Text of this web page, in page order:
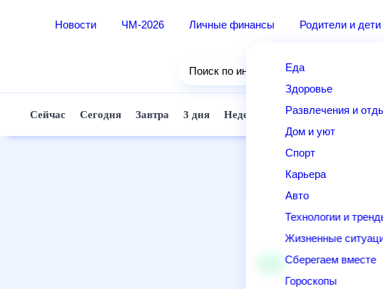
Новости ЧМ-2026 Личные финансы Родители и
Еда
Здоровье
Развлечения и
Дом и уют
Спорт
Карьера
Авто
Технологии и
Жизненные
Сберегаем вместе
Гороскопы
Поиск по интернету
Сейчас Сегодня Завтра 3 дня Неделя 10 дней 14